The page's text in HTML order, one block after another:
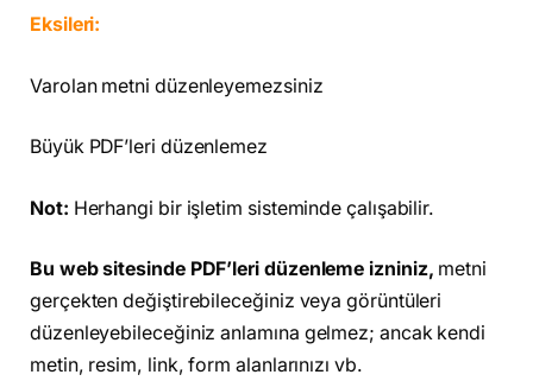
Eksileri:
Varolan metni düzenleyemezsiniz
Büyük PDF’leri düzenlemez
Not: Herhangi bir işletim sisteminde çalışabilir.
Bu web sitesinde PDF’leri düzenleme izniniz, metni
gerçekten değiştirebileceğiniz veya görüntüleri
düzenleyebileceğiniz anlamına gelmez; ancak kendi
metin, resim, link, form alanlarınızı vb.